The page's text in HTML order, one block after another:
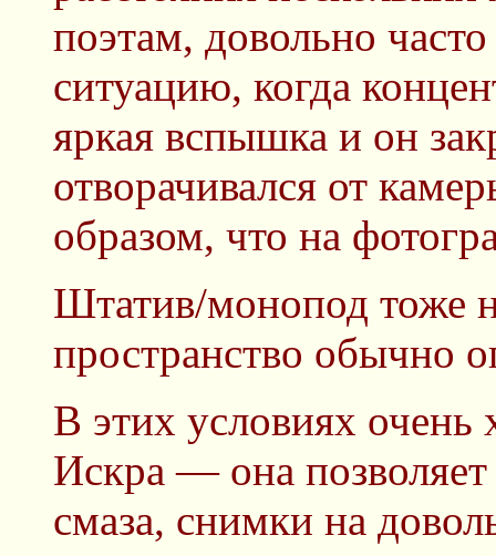
поэтам, довольно
ситуацию, когда
яркая вспышка и он
отворачивался от
образом, что на
Штатив/монопод тоже
пространство обычно
В этих условиях очень
Искра — она
смаза, снимки на